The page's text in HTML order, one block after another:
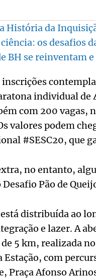
História da
os desafios
BH se reinventam
inscrições
individual de
com 200 vagas,
valores podem
#SESC20, que
no entanto,
Pão de
distribuída ao
e lazer. A
5 km, realizada
Estação, com
Praça Afonso